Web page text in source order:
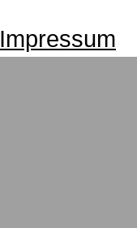
Impressum